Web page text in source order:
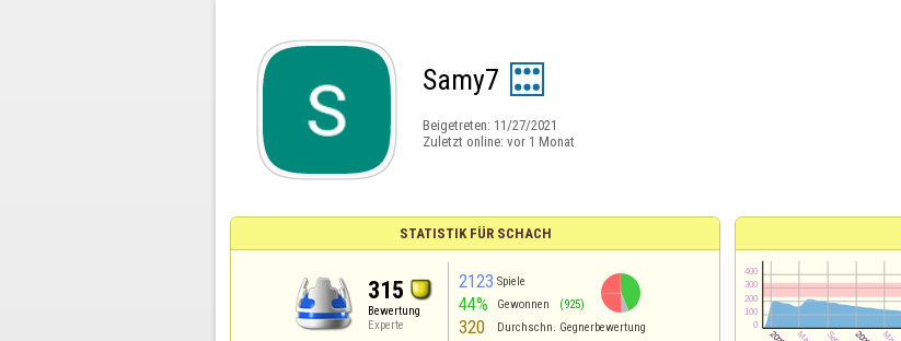
Samy7
Beigetreten: 11/27/2021
Zuletzt online: vor 1 Monat
STATISTIK FÜR SCHACH
315
Bewertung
Experte
2123 Spiele
44% Gewonnen (925)
320 Durchschn. Gegnerbewertung